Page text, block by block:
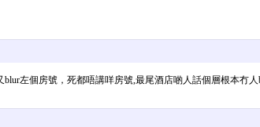
左個房號，死都唔講咩房號,最尾酒店啲人話個層根本冇